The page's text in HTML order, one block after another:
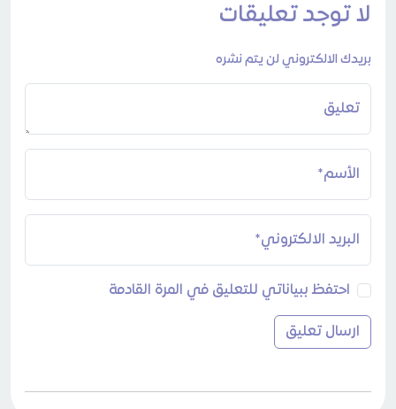
لا توجد تعليقات
بريدك الالكتروني لن يتم نشره
تعليق
الأسم*
البريد الالكتروني*
احتفظ ببياناتي للتعليق في المرة القادمة